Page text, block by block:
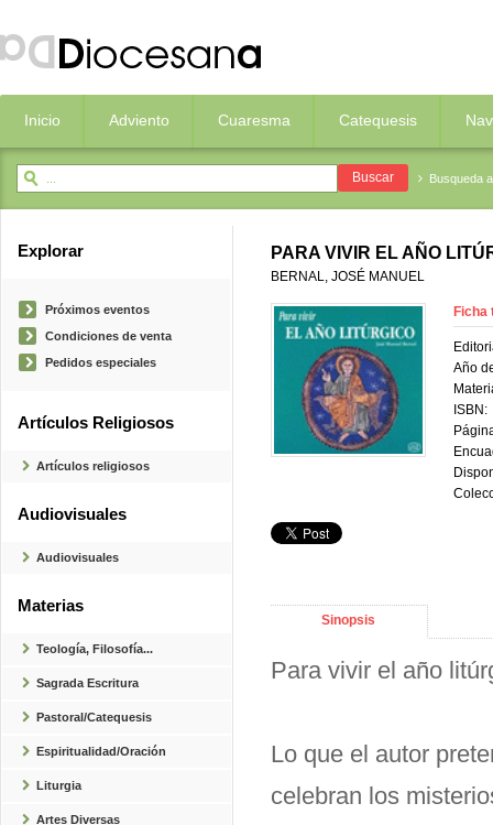
Inicio Adviento Cuaresma Catequesis
Busqueda
Explorar
Próximos eventos
Condiciones de venta
Pedidos especiales
Artículos Religiosos
Artículos religiosos
Audiovisuales
Audiovisuales
Materias
Teología, Filosofía...
Sagrada Escritura
Pastoral/Catequesis
Espiritualidad/Oración
Liturgia
Artes Diversas
PARA VIVIR EL AÑO
BERNAL, JOSÉ MANUEL
Ficha
Año
ISBN:
Sinopsis
Para vivir el año
Lo que el autor
celebran los